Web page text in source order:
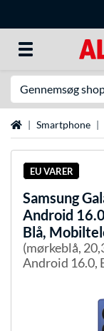
StartsideSmartphone
EU VARER
Samsung
Android
Blå,
(mørkeblå,
Android 16.0,